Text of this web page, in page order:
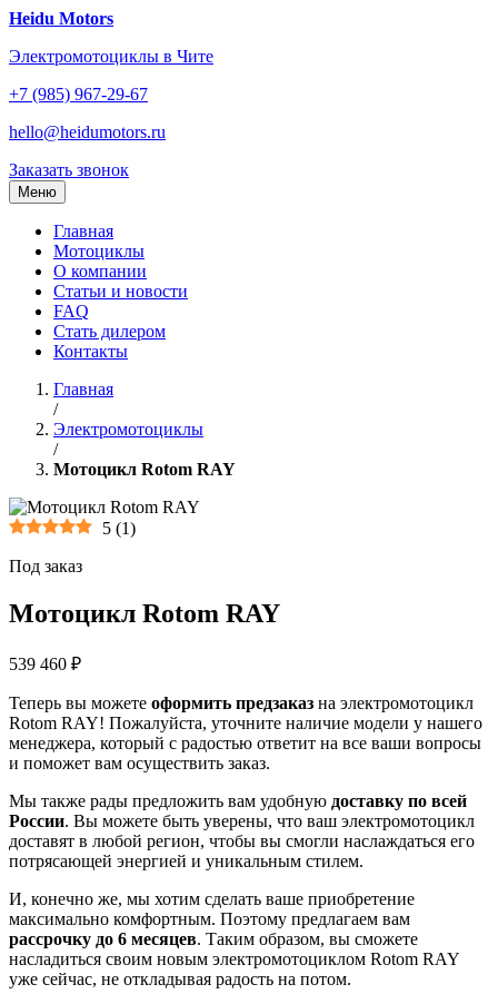
Перейти
содержанию
Heidu Motors
Электромотоциклы в Чите
+7 (985) 967-29-67
hello@heidumotors.ru
Заказать звонок
Меню
Главная
Мотоциклы
О компании
Статьи и новости
FAQ
Стать дилером
Контакты
Главная
/
Электромотоциклы
/
Мотоцикл Rotom RAY
5 (1)
Под заказ
Мотоцикл Rotom RAY
539 460 ₽
Теперь вы можете оформить предзаказ на электромотоцикл
Rotom RAY! Пожалуйста, уточните наличие модели у нашего
менеджера, который с радостью ответит на все ваши вопросы
и поможет вам осуществить заказ.
Мы также рады предложить вам удобную доставку по всей
России. Вы можете быть уверены, что ваш электромотоцикл
доставят в любой регион, чтобы вы смогли наслаждаться его
потрясающей энергией и уникальным стилем.
И, конечно же, мы хотим сделать ваше приобретение
максимально комфортным. Поэтому предлагаем вам
рассрочку до 6 месяцев. Таким образом, вы сможете
насладиться своим новым электромотоциклом Rotom RAY
уже сейчас, не откладывая радость на потом.